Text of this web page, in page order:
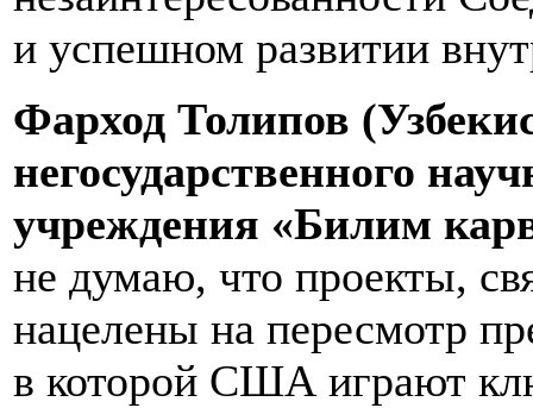
и успешном развитии
Фарход Толипов
негосударственного
учреждения «Билим
не думаю, что проекты,
нацелены на пересмотр
в которой США играют